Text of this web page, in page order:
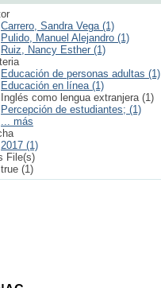
Carrero, Sandra Vega (1)
Pulido, Manuel Alejandro (1)
Ruiz, Nancy Esther (1)
Educación de personas adultas (1)
Educación en línea (1)
Inglés como lengua extranjera (1)
Percepción de estudiantes; (1)
... más
2017 (1)
File(s)
true (1)